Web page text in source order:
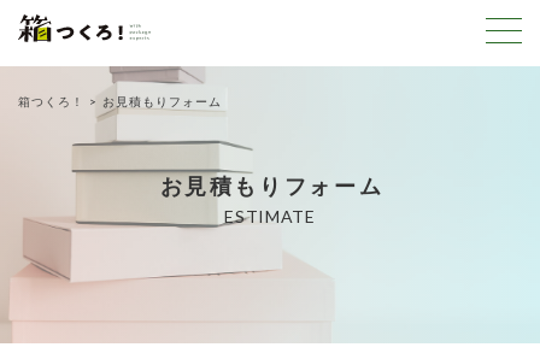
箱つくろ！ お見積もりフォーム
お見積もりフォーム
ESTIMATE